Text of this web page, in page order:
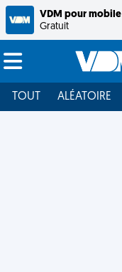
VDM pour mobile
Gratuit
TOUT ALÉATOIRE